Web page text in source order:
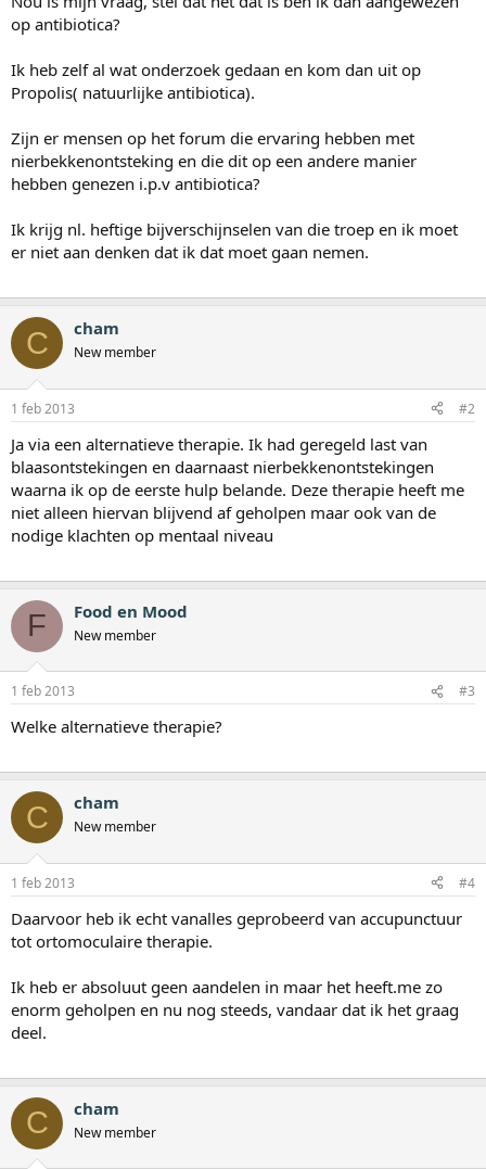
op antibiotica?
Ik heb zelf al wat onderzoek gedaan en kom dan uit op
Propolis( natuurlijke antibiotica).
Zijn er mensen op het forum die ervaring hebben met
nierbekkenontsteking en die dit op een andere manier
hebben genezen i.p.v antibiotica?
Ik krijg nl. heftige bijverschijnselen van die troep en ik moet
er niet aan denken dat ik dat moet gaan nemen.
C cham
New member
1 feb 2013 #2
Ja via een alternatieve therapie. Ik had geregeld last van
blaasontstekingen en daarnaast nierbekkenontstekingen
waarna ik op de eerste hulp belande. Deze therapie heeft me
niet alleen hiervan blijvend af geholpen maar ook van de
nodige klachten op mentaal niveau
F Food en Mood
New member
1 feb 2013 #3
Welke alternatieve therapie?
C cham
New member
1 feb 2013 #4
Daarvoor heb ik echt vanalles geprobeerd van accupunctuur
tot ortomoculaire therapie.
Ik heb er absoluut geen aandelen in maar het heeft.me zo
enorm geholpen en nu nog steeds, vandaar dat ik het graag
deel.
C cham
New member